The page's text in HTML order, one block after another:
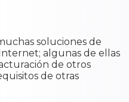
soluciones de
algunas de ellas
de otros
de otras